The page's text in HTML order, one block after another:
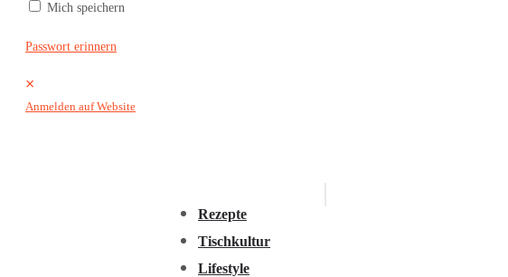
Mich speichern
Passwort erinnern
×
Anmelden auf Website
Rezepte
Tischkultur
Lifestyle
2015
2012